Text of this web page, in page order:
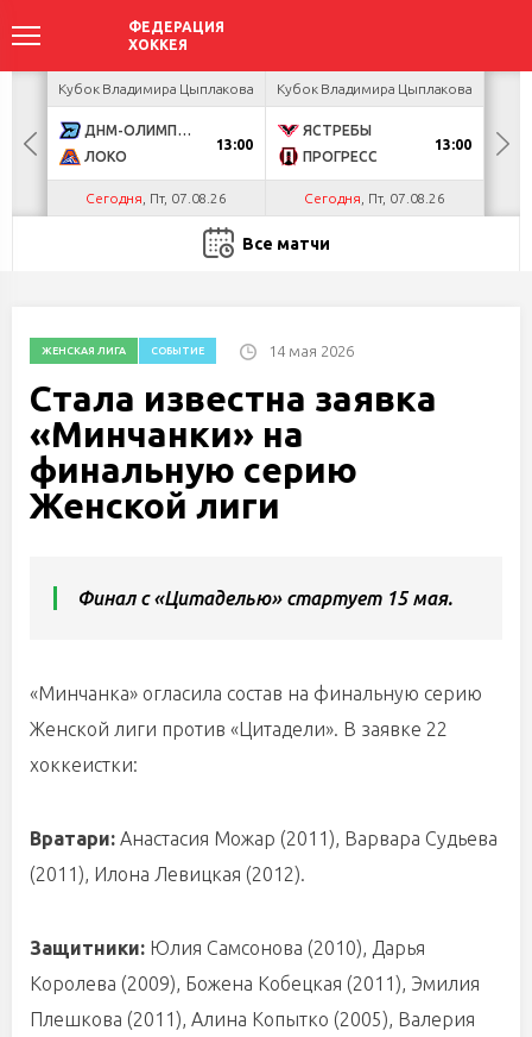
Кубок Владимира Цыплакова
ДНМ-ОЛИМПИК
ЛОКО
13:00
Сегодня , Пт, 07.08.26
Кубок Владимира Цыплакова
ЯСТРЕБЫ
ПРОГРЕСС
13:00
Сегодня , Пт, 07.08.26
Все матчи
ЖЕНСКАЯ ЛИГА СОБЫТИЕ 14 мая 2026
Стала известна заявка
«Минчанки» на
финальную серию
Женской лиги
Финал с «Цитаделью» стартует 15 мая.
«Минчанка» огласила состав на финальную серию
Женской лиги против «Цитадели». В заявке 22
хоккеистки:
Вратари: Анастасия Можар (2011), Варвара Судьева
(2011), Илона Левицкая (2012).
Защитники: Юлия Самсонова (2010), Дарья
Королева (2009), Божена Кобецкая (2011), Эмилия
Плешкова (2011), Алина Копытко (2005), Валерия